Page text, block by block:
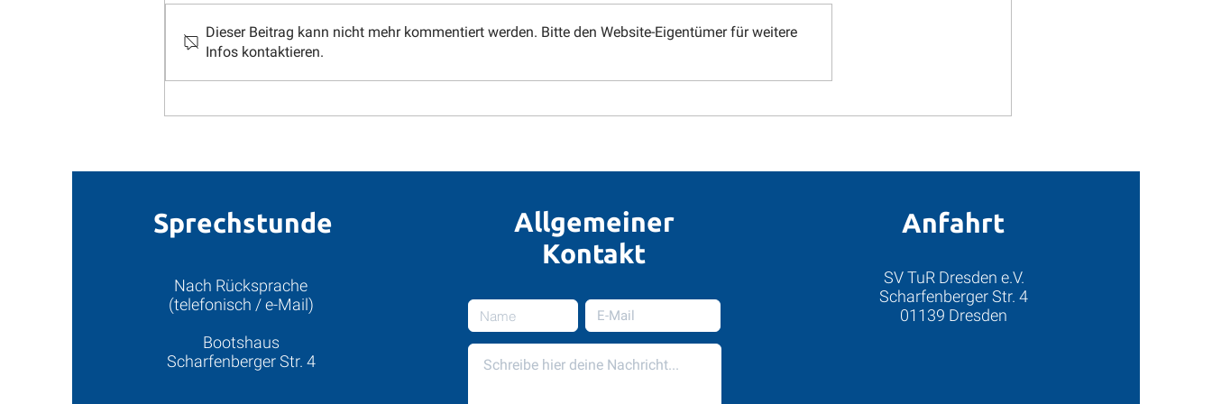
fahren in die Hüttenteichbaude
nach Geising. Ich habe 30 Plätze
Bootshaus, Scharfenberger
Gaustritz, Babisnauer Weg 3,
Dieser Beitrag kann nicht mehr kommentiert werden. Bitte den Website-Eigentümer für weitere
Infos kontaktieren.
Sprechstunde
Nach Rücksprache
(telefonisch / e-Mail)
Bootshaus
Scharfenberger Str. 4
Allgemeiner
Kontakt
Anfahrt
SV TuR Dresden e.V.
Scharfenberger Str. 4
01139 Dresden